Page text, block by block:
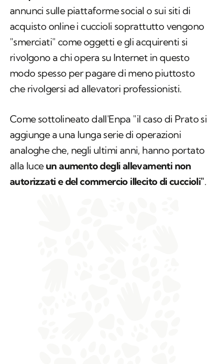
annunci sulle piattaforme social o sui siti di
acquisto online i cuccioli soprattutto vengono
"smerciati" come oggetti e gli acquirenti si
rivolgono a chi opera su Internet in questo
modo spesso per pagare di meno piuttosto
che rivolgersi ad allevatori professionisti.
Come sottolineato dall'Enpa "il caso di Prato si
aggiunge a una lunga serie di operazioni
analoghe che, negli ultimi anni, hanno portato
alla luce un aumento degli allevamenti non
autorizzati e del commercio illecito di cuccioli".